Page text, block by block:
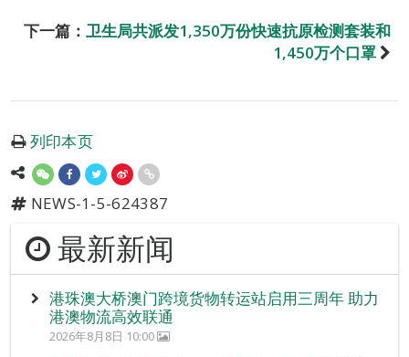
下一篇： 卫生局共派发1,350万份快速抗原检测套装和
1,450万个口罩
列印本页
NEWS-1-5-624387
最新新闻
港珠澳大桥澳门跨境货物转运站启用三周年 助力
港澳物流高效联通
2026年8月8日 10:00